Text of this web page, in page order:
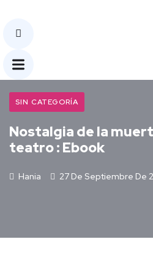
SIN CATEGORÍA
Nostalgia de la
teatro : Ebook
Hania 27 De Septiembre De